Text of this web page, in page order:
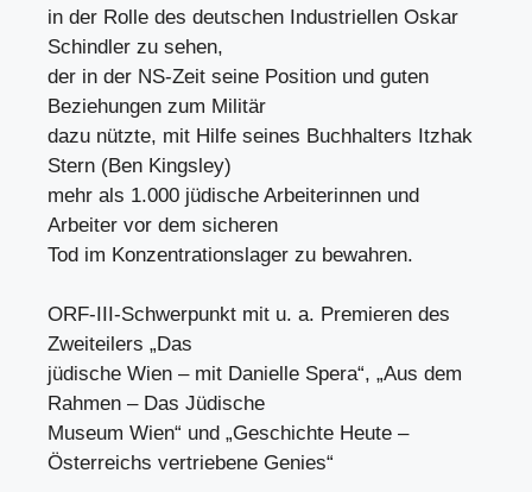
in der Rolle des deutschen Industriellen Oskar
Schindler zu sehen,
der in der NS-Zeit seine Position und guten
Beziehungen zum Militär
dazu nützte, mit Hilfe seines Buchhalters Itzhak
Stern (Ben Kingsley)
mehr als 1.000 jüdische Arbeiterinnen und
Arbeiter vor dem sicheren
Tod im Konzentrationslager zu bewahren.
ORF-III-Schwerpunkt mit u. a. Premieren des
Zweiteilers „Das
jüdische Wien – mit Danielle Spera“, „Aus dem
Rahmen – Das Jüdische
Museum Wien“ und „Geschichte Heute –
Österreichs vertriebene Genies“